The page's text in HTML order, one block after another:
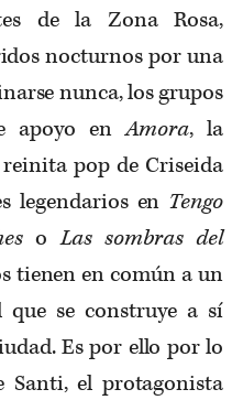
de la Zona Rosa,
nocturnos por una
nunca, los grupos
apoyo enAmora, la
pop de Criseida
legendarios en Tengo
oLas sombras del
tienen en común a un
que se construye a sí
Es por ello por lo
Santi, el protagonista